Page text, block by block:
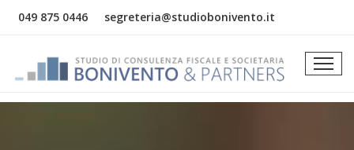
049 875 0446 segreteria@studiobonivento.it